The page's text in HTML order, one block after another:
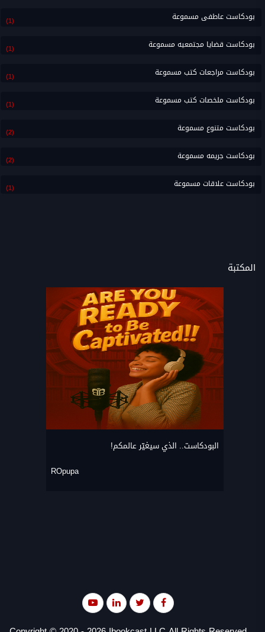
بودكاست عاطفى مسموعة (1)
بودكاست قضايا مجتمعيه مسموعة (1)
بودكاست مراجعات كتب مسموعة (1)
بودكاست ملخصات كتب مسموعة (1)
بودكاست متنوع مسموعة (2)
بودكاست جريمه مسموعة (2)
بودكاست علاقات مسموعة (1)
المكتبة
البودكاست.. الذي سيغيّر عالمكم!
ROpupa